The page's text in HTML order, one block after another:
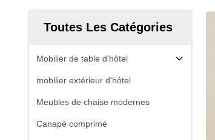
Toutes Les Catégories
Mobilier de table d'hôtel
mobilier extérieur d'hôtel
Meubles de chaise modernes
Canapé comprimé